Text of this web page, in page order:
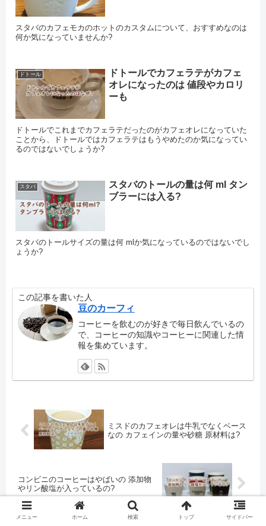
スタバのカフェモカのホットのカスタムについて、おすすめなのは
何か気になっていませんか?
ドトール
ドトールでカフェラテがカフェ
オレになったのは 値段やカロリ
ーも
ドトールでこれまでカフェラテだったのがカフェオレになっていた
ことから、ドトールではカフェラテはもうやめたのか気になってい
るのではないでしょうか?
スタバ
スタバのトールの量は何 ml タン
ブラーには入る?
スタバのトールサイズの量は何 mlか気になっているのではないでし
ょうか?
この記事を書いた人
豆のカーフィ
コーヒーを飲むのが好きで毎日飲んでいるの
で、コーヒーの知識やコーヒーに関連した情
報を集めています。
ミスドのカフェオレは牛乳でなくベース
なの カフェインの量や砂糖 原材料は?
コンビニのコーヒーはやばいの 添加物
やリン酸塩が入っているの?
メニュー ホーム 検索 トップ サイドバー